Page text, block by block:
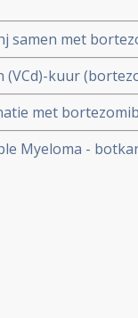
samen met
bij
komen voor
kuur
en meer
met alleen VCd-
met
- Kahler
Myeloma -